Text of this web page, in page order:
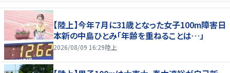
【陸上】今年７月に31歳となった女子100m障害日
本新の中島ひとみ「年齢を重ねることは…」
2026/08/09 16:29陸上